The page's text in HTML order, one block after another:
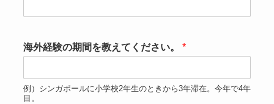
海外経験の期間を教えてください。 *
例）シンガポールに小学校2年生のときから3年滞在。今年で4年
目。